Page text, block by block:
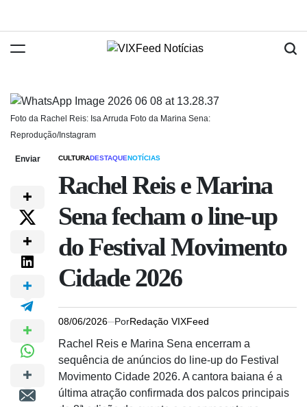
Foto da Rachel Reis: Isa Arruda Foto da Marina Sena:
Reprodução/Instagram
Enviar CULTURADESTAQUENOTÍCIAS
Rachel Reis e Marina
Sena fecham o line-up
do Festival Movimento
Cidade 2026
08/06/2026 PorRedação VIXFeed
Rachel Reis e Marina Sena encerram a
sequência de anúncios do line-up do Festival
Movimento Cidade 2026. A cantora baiana é a
última atração confirmada dos palcos principais